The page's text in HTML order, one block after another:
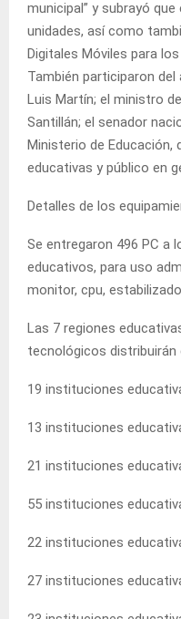
municipal” y subrayó
unidades, así como
Digitales Móviles para
También participaron
Luis Martín; el ministro
Santillán; el senador
Ministerio de
educativas y público en
Detalles de los
Se entregaron 496 PC a
educativos, para uso
monitor, cpu,
Las 7 regiones
tecnológicos distribuirán
19 instituciones
13 instituciones
21 instituciones
55 instituciones
22 instituciones
27 instituciones